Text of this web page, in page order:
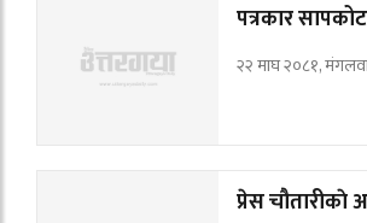
पत्रकार
२२ माघ २०८१,
प्रेस चौतारीकाे